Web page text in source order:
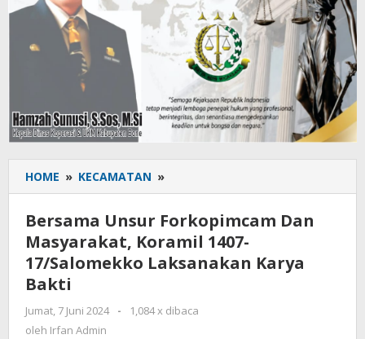
HOME » KECAMATAN »
Unsur
Forkopimcam
Dan
Masyarakat,
Koramil
Laksanakan
Bersama Unsur Forkopimcam Dan
Masyarakat, Koramil 1407-
17/Salomekko Laksanakan Karya
Bakti
Jumat, 7 Juni 2024
oleh
-
1,084 x dibaca
oleh Irfan Admin